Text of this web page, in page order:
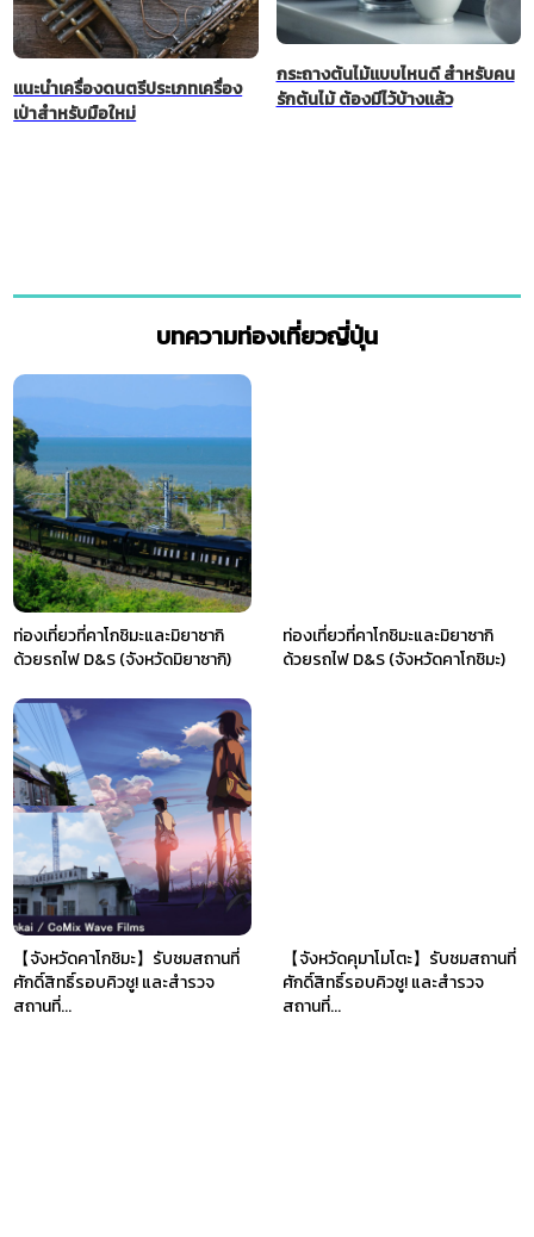
แนะนำเครื่องดนตรีประเภทเครื่อง
เป่าสำหรับมือใหม่
กระถางต้นไม้แบบไหนดี สำหรับคน
รักต้นไม้ ต้องมีไว้บ้างแล้ว
บทความท่องเที่ยวญี่ปุ่น
ท่องเที่ยวที่คาโกชิมะและมิยาซากิ
ด้วยรถไฟ D&S (จังหวัดมิยาซากิ)
ท่องเที่ยวที่คาโกชิมะและมิยาซากิ
ด้วยรถไฟ D&S (จังหวัดคาโกชิมะ)
【จังหวัดคาโกชิมะ】รับชมสถานที่
ศักดิ์สิทธิ์รอบคิวชู! และสำรวจ
สถานที่...
【จังหวัดคุมาโมโตะ】รับชมสถานที่
ศักดิ์สิทธิ์รอบคิวชู! และสำรวจ
สถานที่...